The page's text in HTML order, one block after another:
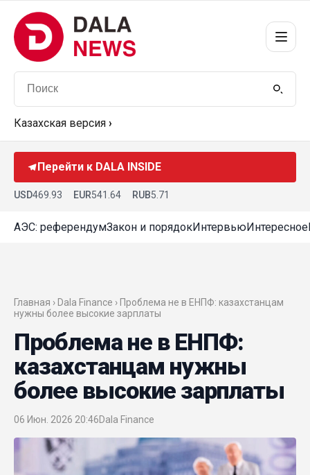
Казахская версия ›
Перейти к DALA INSIDE
USD469.93 EUR541.64 RUB5.71
АЭС: референдумЗакон и порядокИнтервьюИнтересное
Главная › Dala Finance › Проблема не в ЕНПФ: казахстанцам
нужны более высокие зарплаты
Проблема не в ЕНПФ:
казахстанцам нужны
более высокие зарплаты
06 Июн. 2026 20:46Dala Finance